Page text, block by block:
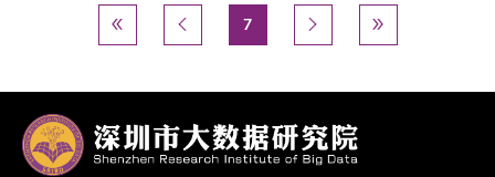
首页
 前一页
 ‹ 上一个当前页
7 下一页
下一个 ›
 末页
尾页 »
